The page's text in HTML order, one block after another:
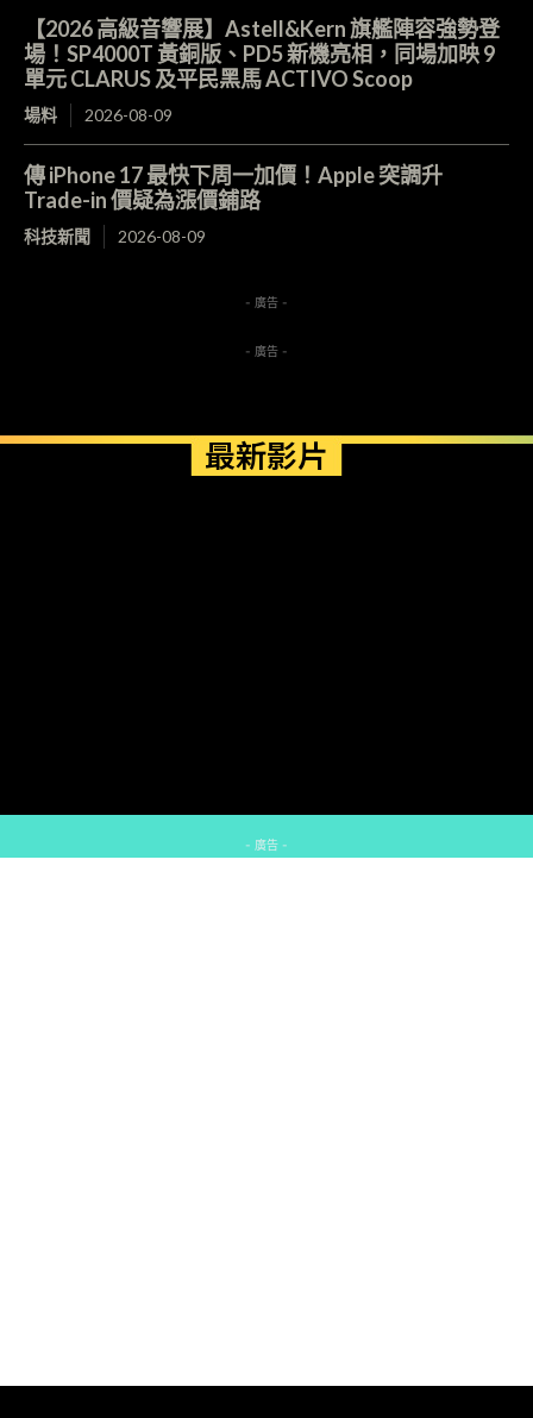
【2026 高級音響展】Astell&Kern 旗艦陣容強勢登
場！SP4000T 黃銅版、PD5 新機亮相，同場加映 9
單元 CLARUS 及平民黑馬 ACTIVO Scoop
場料 2026-08-09
傳 iPhone 17 最快下周一加價！Apple 突調升
Trade-in 價疑為漲價鋪路
科技新聞 2026-08-09
- 廣告 -
- 廣告 -
最新影片
- 廣告 -